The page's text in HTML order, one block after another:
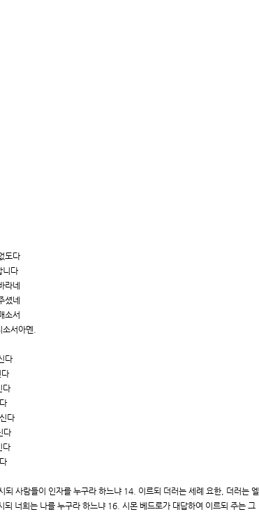
도다
니다
라네
셨네
소서
소서아멘.
다
다
다
다
다
사람들이 인자를 누구라 하느냐 14. 이르되 더러는 세례 요한, 더러는 엘
너희는 나를 누구라 하느냐 16. 시몬 베드로가 대답하여 이르되 주는 그